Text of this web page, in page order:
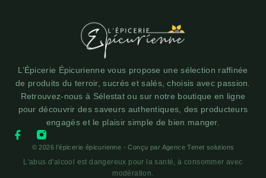
L’Épicerie Épicurienne vous propose une sélection raffinée
de produits du terroir, sucrés et salés, choisis avec passion.
Retrouvez-nous à Sélestat ou sur notre boutique en ligne
pour découvrir des saveurs authentiques, des producteurs
engagés et le plaisir simple de bien manger.
© 2026 l'épicerie épicurienne - Conçu par Agence Tenet solutions
L'abus d'alcool est dangereux pour la santé, à consommer avec
modération.